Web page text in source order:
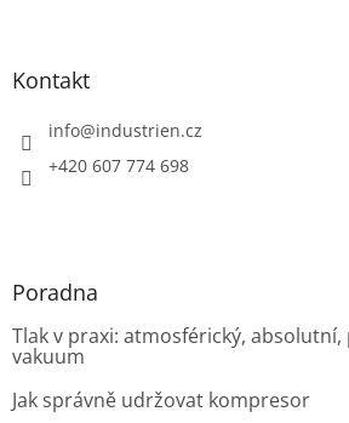
Kontakt
info@industrien.cz
+420 607 774 698
Poradna
Tlak v praxi: atmosférický,
vakuum
Jak správně udržovat kompresor